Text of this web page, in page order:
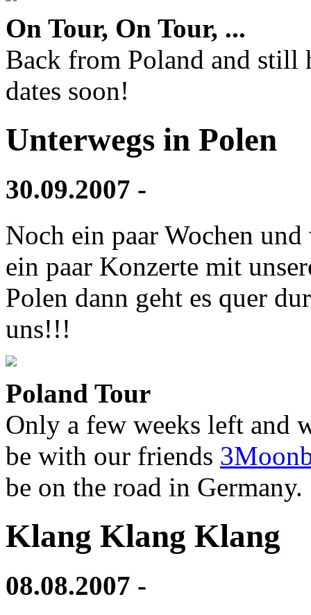
On Tour, On Tour, ...
Back from Poland and still
dates soon!
Unterwegs in Polen
30.09.2007 -
Noch ein paar Wochen
ein paar Konzerte mit
Polen dann geht es quer
uns!!!
Poland Tour
Only a few weeks left and
be with our friends
be on the road in Germany.
Klang Klang Klang
08.08.2007 -